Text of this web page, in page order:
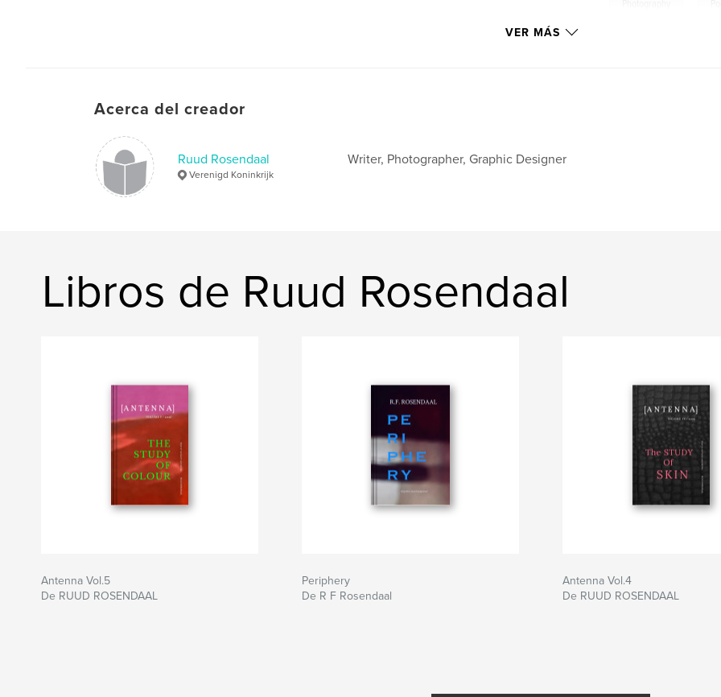
VER MÁS
Acerca del creador
Ruud Rosendaal
Verenigd Koninkrijk
Writer, Photographer, Graphic Designer
Libros de Ruud Rosendaal
Antenna Vol.5
De RUUD ROSENDAAL
Periphery
De R F Rosendaal
Antenna Vol.4
De RUUD ROSENDAAL